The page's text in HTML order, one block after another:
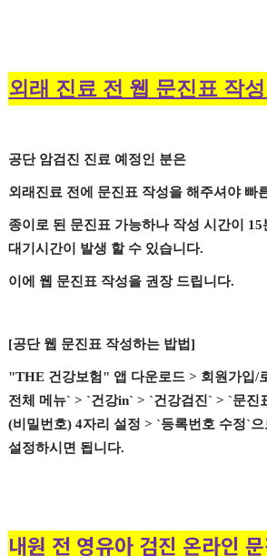
외래 진료 전 웹 문진표 작
공단 암검진 진료 예정인 분은
외래진료 전에 문진표 작성을 해주셔야 빠
종이로 된 문진표 가능하나 작성 시간이 15
대기시간이 발생 할 수 있습니다.
이에 웹 문진표 작성을 권장 드립니다.
[공단 웹 문진표 작성하는 밥법]
"THE 건강보험" 앱 다운로드> 회원가입/
전체 메뉴` > `건강in` > `건강검진` > `문진
(비밀번호) 4자리 설정> `등록번호 수정`으
설정하시면 됩니다.
내원 전 영유아 검진 온라인